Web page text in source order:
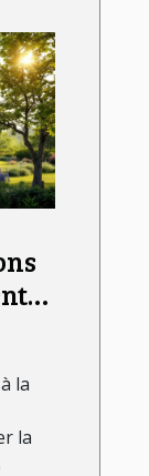
la
la